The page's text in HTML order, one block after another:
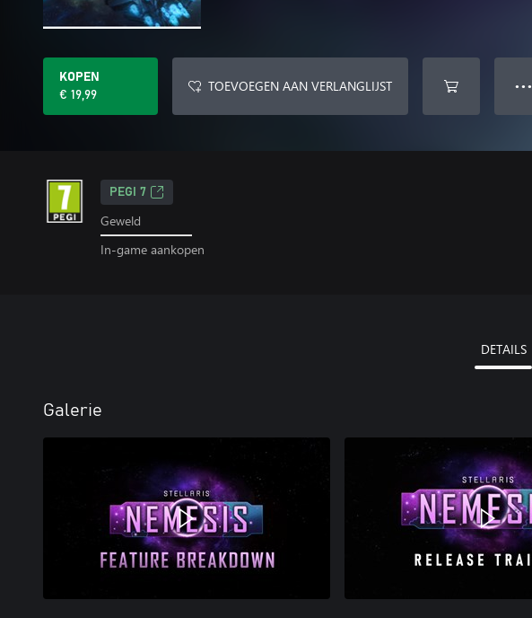
KOPEN
€ 19,99
TOEVOEGEN AAN VERLANGLIJST ● ● ●
PEGI 7
Geweld
In-game aankopen
DETAILS
Galerie